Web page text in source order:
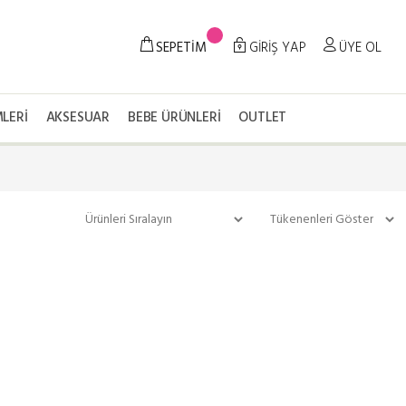
SEPETİM GİRİŞ YAP ÜYE OL
AKSESUAR BEBE ÜRÜNLERI OUTLET